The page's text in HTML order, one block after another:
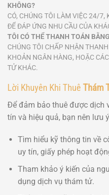
KHÔNG?
CÓ, CHÚNG TÔI LÀM VIỆC 24/7,
ĐỂ ĐÁP ỨNG NHU CẦU CỦA
TÔI CÓ THỂ THANH TOÁN
CHÚNG TÔI CHẤP NHẬN
KHOẢN NGÂN HÀNG, HOẶC
TỬ KHÁC.
Lời Khuyên Khi Thuê Thám
Để đảm bảo thuê được dịch
tín và hiệu quả, bạn nên lưu
Tìm hiểu kỹ thông tin về
uy tín, giấy phép hoạt
Tham khảo ý kiến của
dụng dịch vụ thám tử.